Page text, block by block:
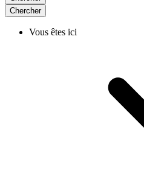
Chercher
Vous êtes ici